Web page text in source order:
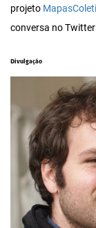
projeto
conversa no
Divulgação